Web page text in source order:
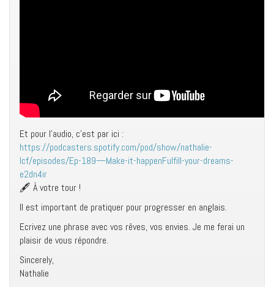
Et pour l’audio, c’est par ici :
https://podcasters.spotify.com/pod/show/nathalie-
lcf/episodes/Ep-189—Make-it-happenFulfill-your-dreams-
e2dn4ir
🖋 À votre tour !
Il est important de pratiquer pour progresser en anglais.
Ecrivez une phrase avec vos rêves, vos envies. Je me ferai un
plaisir de vous répondre.
Sincerely,
Nathalie